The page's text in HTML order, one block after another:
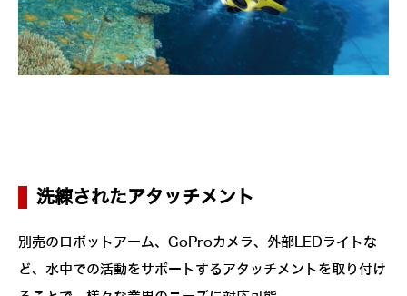
洗練されたアタッチメント
別売のロボットアーム、GoProカメラ、外部LEDライトな
ど、水中での活動をサポートするアタッチメントを取り付け